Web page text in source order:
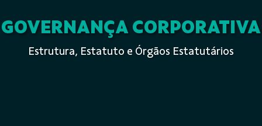
GOVERNANÇA CORPORATIVA
Estrutura, Estatuto e Órgãos Estatutários